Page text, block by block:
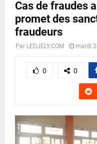
Cas de fraudes
promet des
fraudeurs
Par LEDJELY.COM mardi
0 0